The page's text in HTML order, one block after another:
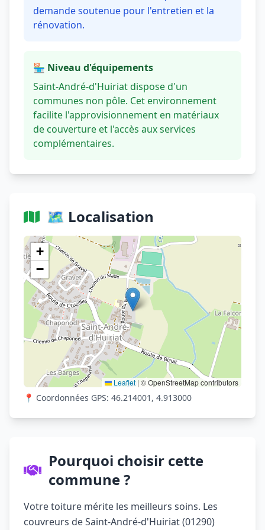
demande soutenue pour l'entretien et la
rénovation.
🏪 Niveau d'équipements
Saint-André-d'Huiriat dispose d'un
communes non pôle. Cet environnement
facilite l'approvisionnement en matériaux
de couverture et l'accès aux services
complémentaires.
🗺️ Localisation
+
−
Leaflet | © OpenStreetMap contributors
Voir sur OpenStreetMap
📍 Coordonnées GPS: 46.214001, 4.913000
Pourquoi choisir cette
commune ?
Votre toiture mérite les meilleurs soins. Les
couvreurs de Saint-André-d'Huiriat (01290)